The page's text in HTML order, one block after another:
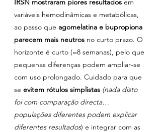
variáveis hemodinâmicas e metabólicas,
ao passo que agomelatina e bupropiona
parecem mais neutros no curto prazo. O
horizonte é curto (≈8 semanas), pelo que
pequenas diferenças podem ampliar‑se
com uso prolongado. Cuidado para que
se evitem rótulos simplistas (nada disto
foi com comparação directa…
populações diferentes podem explicar
diferentes resultados) e integrar com as